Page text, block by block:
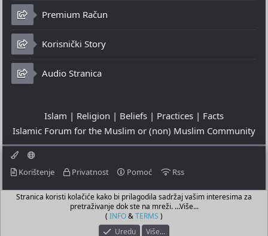
Premium Račun
Korisnički Story
Audio Stranica
Islam | Religion | Beliefs | Practices | Facts
Islamic Forum for the Muslim or (non) Muslim Community
Korištenje Privatnost Pomoć Rss
© 2023 - 06-08-2026
© Islamic Community Platform ®
Stranica koristi kolačiće kako bi prilagodila sadržaj vašim interesima za
pretraživanje dok ste na mreži. ...Više...
( INFO&TERMS )
Uredu
Više…